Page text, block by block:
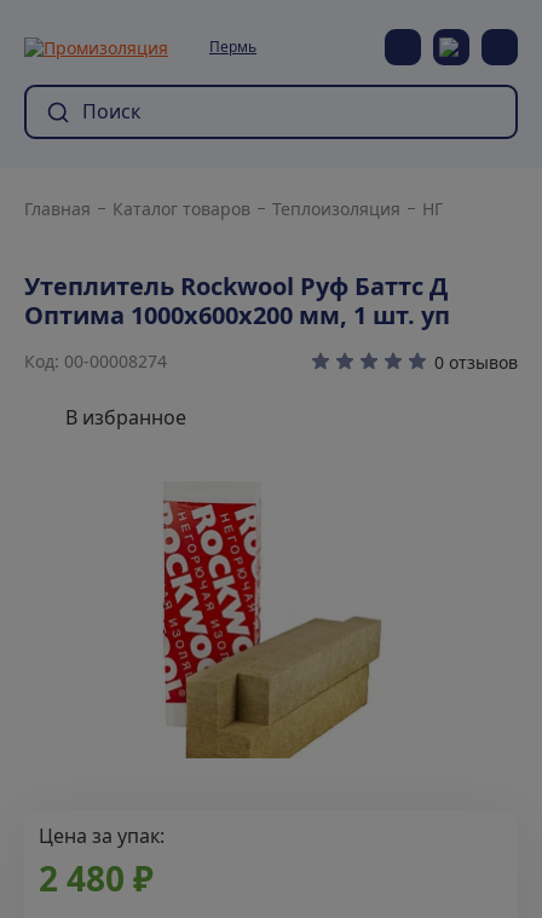
Пермь
Главная Каталог товаров Теплоизоляция НГ
Утеплитель Rockwool Руф Баттс Д
Оптима 1000х600х200 мм, 1 шт. уп
Код: 00-00008274 0 отзывов
В избранное
Цена за упак:
2 480 ₽